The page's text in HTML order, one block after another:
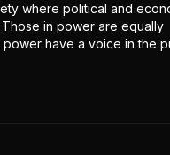
where political and
in power are equally
have a voice in the